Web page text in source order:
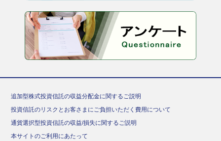
追加型株式投資信託の収益分配金に関するご説明
投資信託のリスクとお客さまにご負担いただく費用について
通貨選択型投資信託の収益/損失に関するご説明
本サイトのご利用にあたって